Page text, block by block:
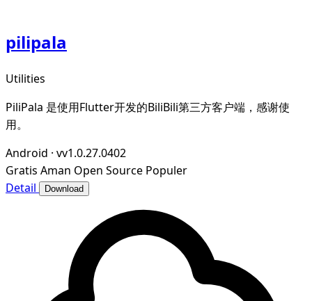
pilipala
Utilities
PiliPala 是使用Flutter开发的BiliBili第三方客户端，感谢使
用。
Android · vv1.0.27.0402
Gratis Aman Open Source Populer
Detail
Download